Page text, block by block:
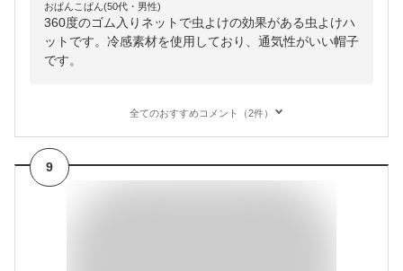
おぱんこぱん(50代・男性)
360度のゴム入りネットで虫よけの効果がある虫よけハ
ットです。冷感素材を使用しており、通気性がいい帽子
です。
全てのおすすめコメント（2件）
9